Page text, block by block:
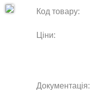
Код товару:
Ціни:
Документація: